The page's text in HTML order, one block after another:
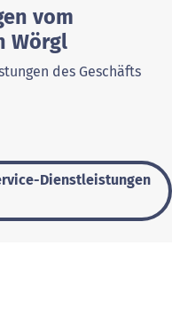
vom
Wörgl
des Geschäfts
Dienstleistungen